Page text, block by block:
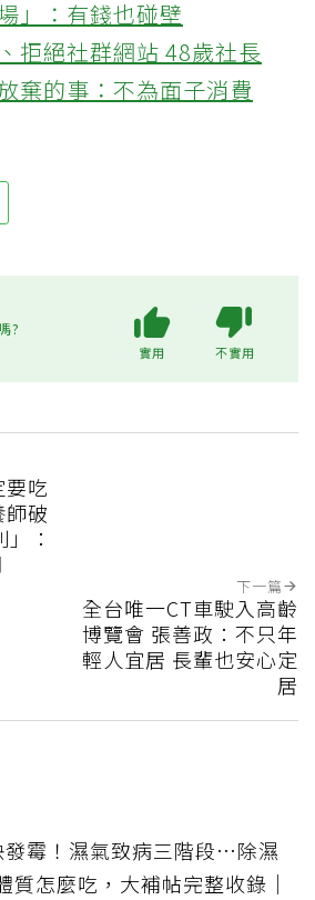
」：有錢也碰壁
拒絕社群網站 48歲社長
棄的事：不為面子消費
?
實用 不實用
吃
破
：
下一篇
全台唯一CT車駛入高齡
博覽會 張善政：不只年
輕人宜居 長輩也安心定
居
發霉！濕氣致病三階段…除濕
質怎麼吃，大補帖完整收錄｜